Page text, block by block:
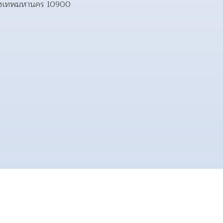
ทพมหานคร 10900